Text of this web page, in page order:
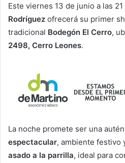
Este viernes 13 de junio a las
Rodríguez ofrecerá su primer
tradicional Bodegón El Cerro,
2498, Cerro Leones.
La noche promete ser una
espectacular, ambiente festivo
asado a la parrilla, ideal para